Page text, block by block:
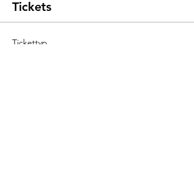
Tickets
Tickettyp